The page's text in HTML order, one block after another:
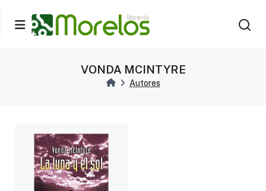
VONDA MCINTYRE
Autores